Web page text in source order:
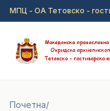
Прејди на главна
МПЦ - ОА Тетовско -
Почетна/